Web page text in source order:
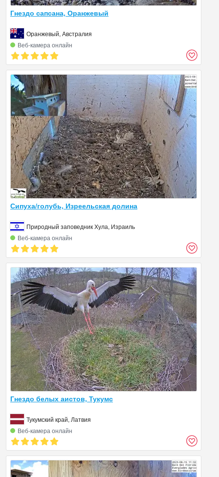
Гнездо сапсана, Оранжевый
Оранжевый, Австралия
Веб‑камера онлайн
Сипуха/голубь, Изреельская долина
Природный заповедник Хула, Израиль
Веб‑камера онлайн
Гнездо белых аистов, Тукумс
Тукумский край, Латвия
Веб‑камера онлайн